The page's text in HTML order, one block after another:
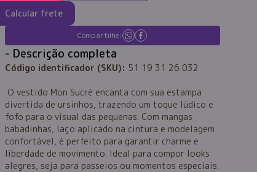
Calcular frete
Compartilhe:
Descrição completa
Código identificador (SKU): 51 19 31 26 032
O vestido Mon Sucré encanta com sua estampa
divertida de ursinhos, trazendo um toque lúdico e
fofo para o visual das pequenas. Com mangas
babadinhas, laço aplicado na cintura e modelagem
confortável, é perfeito para garantir charme e
liberdade de movimento. Ideal para compor looks
alegres, seja para passeios ou momentos especiais.